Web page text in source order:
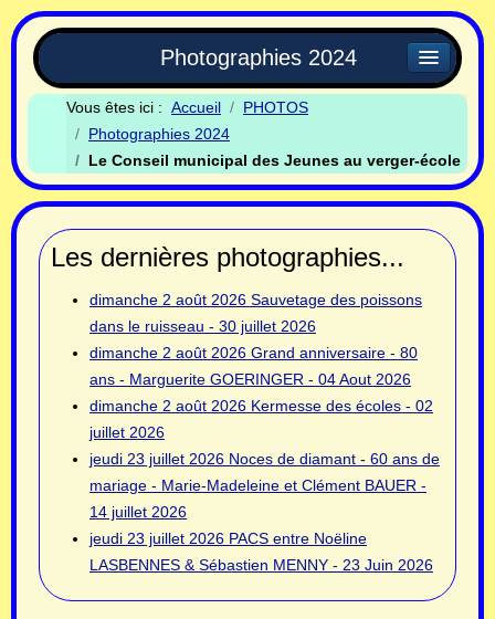
Photographies 2024
Vous êtes ici : Accueil
PHOTOS
Photographies 2024
Le Conseil municipal des Jeunes au verger-école
Les dernières photographies...
dimanche 2 août 2026 Sauvetage des poissons
dans le ruisseau - 30 juillet 2026
dimanche 2 août 2026 Grand anniversaire - 80
ans - Marguerite GOERINGER - 04 Aout 2026
dimanche 2 août 2026 Kermesse des écoles - 02
juillet 2026
jeudi 23 juillet 2026 Noces de diamant - 60 ans de
mariage - Marie-Madeleine et Clément BAUER -
14 juillet 2026
jeudi 23 juillet 2026 PACS entre Noëline
LASBENNES & Sébastien MENNY - 23 Juin 2026